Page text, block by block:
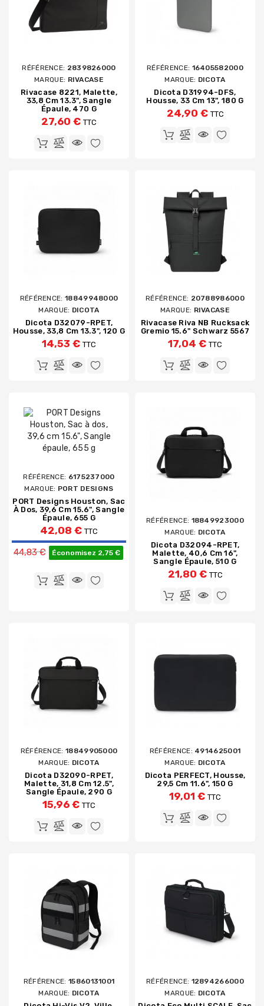
RÉFÉRENCE: 2839826000
MARQUE: RIVACASE
Rivacase 8221, Malette,
33,8 Cm 13.3", Sangle
Épaule, 470 G
27,60 € TTC
RÉFÉRENCE: 16405582000
MARQUE: DICOTA
Dicota D31994-DFS,
Housse, 33 Cm 13", 180 G
24,90 € TTC
RÉFÉRENCE: 18849948000
MARQUE: DICOTA
Dicota D32079-RPET,
Housse, 33,8 Cm 13.3", 120 G
14,53 € TTC
RÉFÉRENCE: 20788986000
MARQUE: RIVACASE
Rivacase Riva NB Rucksack
Gremio 15.6" Schwarz 5567
17,04 € TTC
RÉFÉRENCE: 6175237000
MARQUE: PORT DESIGNS
PORT Designs Houston, Sac
À Dos, 39,6 Cm 15.6", Sangle
Épaule, 655 G
42,08 € TTC
Prix de base
44,83 € Économisez 2,75 €
RÉFÉRENCE: 18849923000
MARQUE: DICOTA
Dicota D32094-RPET,
Malette, 40,6 Cm 16",
Sangle Épaule, 510 G
21,80 € TTC
RÉFÉRENCE: 18849905000
MARQUE: DICOTA
Dicota D32090-RPET,
Malette, 31,8 Cm 12.5",
Sangle Épaule, 290 G
15,96 € TTC
RÉFÉRENCE: 4914625001
MARQUE: DICOTA
Dicota PERFECT, Housse,
29,5 Cm 11.6", 150 G
19,01 € TTC
RÉFÉRENCE: 15860131001
MARQUE: DICOTA
RÉFÉRENCE: 12894266000
MARQUE: DICOTA